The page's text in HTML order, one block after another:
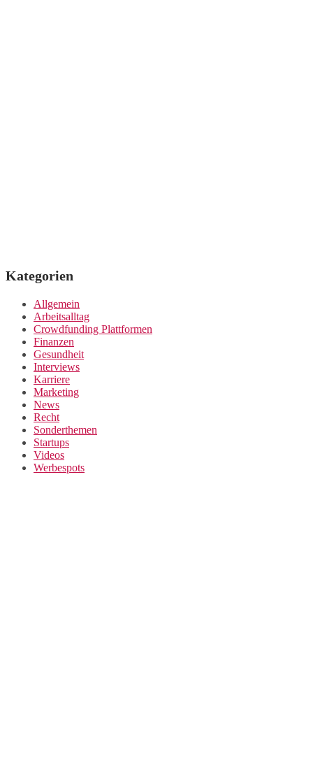
Kategorien
Allgemein
Arbeitsalltag
Crowdfunding Plattformen
Finanzen
Gesundheit
Interviews
Karriere
Marketing
News
Recht
Sonderthemen
Startups
Videos
Werbespots